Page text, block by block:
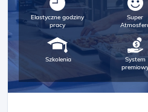
Elastyczne godziny
pracy
Super
Szkolenia
System